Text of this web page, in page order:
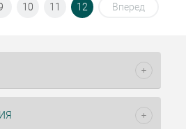
10 11 12 Вперед